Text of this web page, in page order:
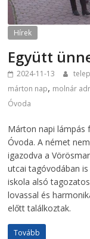
Hírek
Együtt
2024-11-13
márton nap, molnár
Óvoda
Márton napi lámpás
Óvoda. A német
igazodva a
utcai tagóvodában
iskola alsó
lovassal és
előtt találkoztak.
Tovább